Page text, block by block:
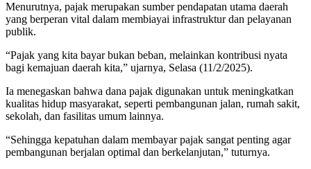
Menurutnya, pajak merupakan sumber pendapatan utama daerah
yang berperan vital dalam membiayai infrastruktur dan pelayanan
publik.
“Pajak yang kita bayar bukan beban, melainkan kontribusi nyata
bagi kemajuan daerah kita,” ujarnya, Selasa (11/2/2025).
Ia menegaskan bahwa dana pajak digunakan untuk meningkatkan
kualitas hidup masyarakat, seperti pembangunan jalan, rumah sakit,
sekolah, dan fasilitas umum lainnya.
“Sehingga kepatuhan dalam membayar pajak sangat penting agar
pembangunan berjalan optimal dan berkelanjutan,” tuturnya.